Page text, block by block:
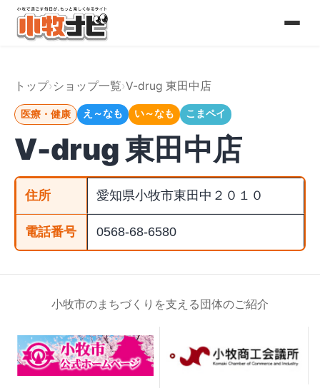
コ
ン
ツ
ッ
トップ ショップ一覧 V-drug 東田中店
医療・健康 え～なも い～なも こまペイ
V-drug 東田中店
住所 愛知県小牧市東田中２０１０
電話番号 0568-68-6580
小牧市のまちづくりを支える団体のご紹介